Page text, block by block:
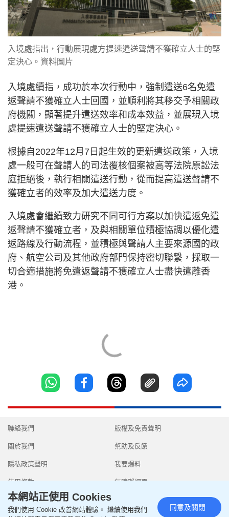
入境處指出，行動展現處方提速遣送聲請不獲確立人士的堅
定決心。資料圖片
入境處續指，成功於本次行動中，強制遣送6名免遣
返聲請不獲確立人士回國，並順利將其移交予相關政
府機關，顯著提升遣送效率和成本效益，並展現入境
處提速遣送聲請不獲確立人士的堅定決心。
根據自2022年12月7日起生效的更新遣送政策，入境
處一般可在聲請人的司法覆核個案被高等法院原訟法
庭拒絕後，執行相關遣送行動，從而提高遣送聲請不
獲確立者的效率及加大遣送力度。
入境處會繼續致力研究不同可行方案以加快遣返免遣
返聲請不獲確立者，及與相關單位積極協調以優化遣
返路線及行動流程，並積極與聲請人主要來源國的政
府、航空公司及其他政府部門保持密切聯繫，採取一
切合適措施將免遣返聲請不獲確立人士盡快遣離香
港。
聯絡我們
關於我們
隱私政策聲明
使用條款
版權及免責聲明
幫助及反饋
我要爆料
無障礙網頁
本網站正使用 Cookies
我們使用 Cookie 改善網站體驗。 繼續使用我們
同意及關閉